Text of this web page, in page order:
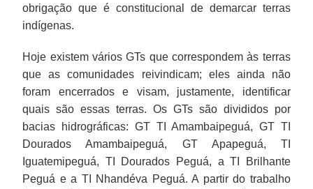
obrigação que é constitucional de demarcar terras
indígenas.
Hoje existem vários GTs que correspondem às terras
que as comunidades reivindicam; eles ainda não
foram encerrados e visam, justamente, identificar
quais são essas terras. Os GTs são divididos por
bacias hidrográficas: GT TI Amambaipeguá, GT TI
Dourados Amambaipeguá, GT Apapeguá, TI
Iguatemipeguá, TI Dourados Peguá, a TI Brilhante
Peguá e a TI Nhandéva Peguá. A partir do trabalho
partir
trabalho
quais